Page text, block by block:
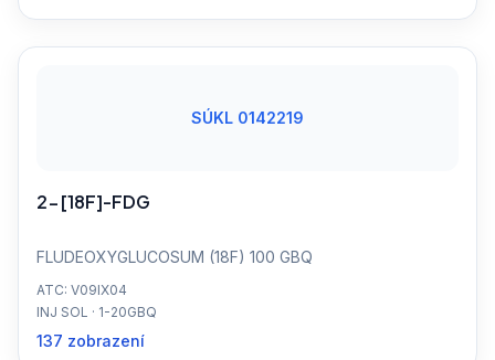
SÚKL 0142219
2-[18F]-FDG
FLUDEOXYGLUCOSUM (18F) 100 GBQ
ATC: V09IX04
INJ SOL · 1-20GBQ
137 zobrazení